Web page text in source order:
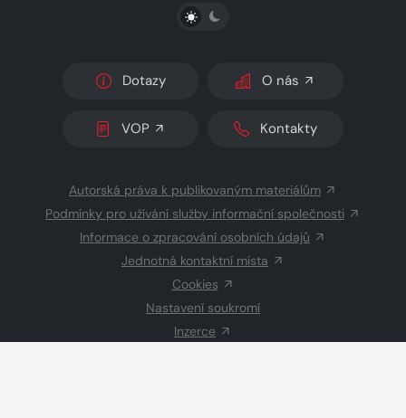
PŘEPNOUT SVĚTLÝ/TMAVÝ REŽIM
Dotazy O nás
VOP Kontakty
Autorská práva k publikovaným materiálům
Podmínky pro užívání služby informační společnosti
Informace o zpracování osobních údajů
Jednotná kontaktní místa
Cookies
Nastavení soukromí
Inzerce